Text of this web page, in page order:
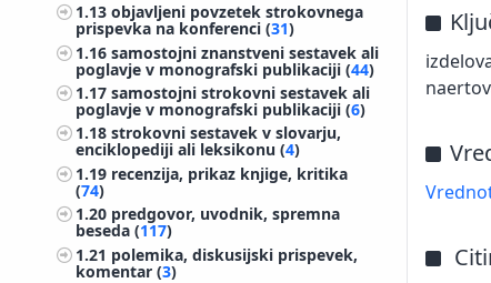
1.13objavljeni povzetek strokovnega
prispevka na konferenci (31)
1.16samostojni znanstveni sestavek ali
poglavje v monografski publikaciji (44)
1.17samostojni strokovni sestavek ali
poglavje v monografski publikaciji (6)
1.18strokovni sestavek v slovarju,
enciklopediji ali leksikonu (4)
1.19 recenzija, prikaz knjige, kritika
(74)
1.20 predgovor, uvodnik, spremna
beseda (117)
1.21 polemika, diskusijski prispevek,
komentar (3)